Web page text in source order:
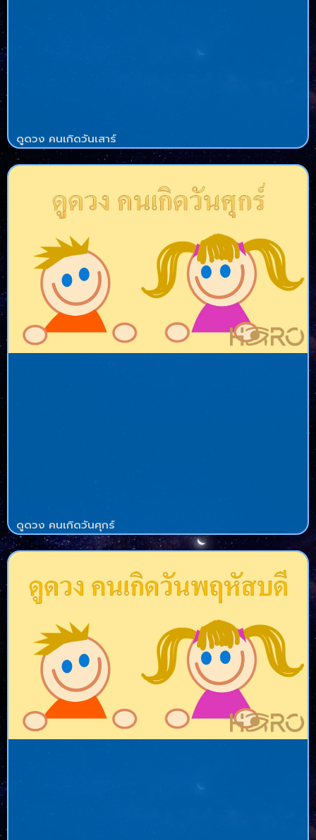
ดูดวง คนเกิดวันเสาร์
ดูดวง คนเกิดวันศุกร์